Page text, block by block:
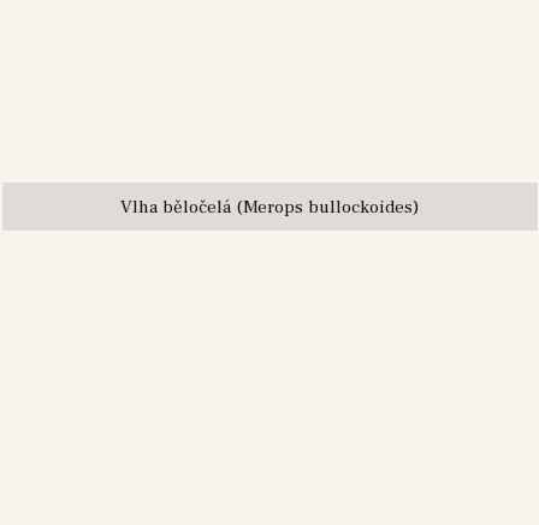
Vlha běločelá (Merops bullockoides)